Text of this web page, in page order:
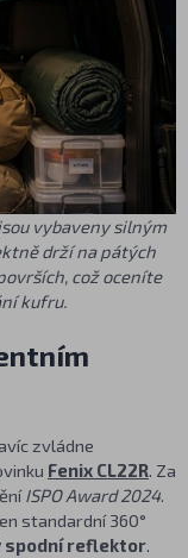
vybaveny silným
drží na pátých
což oceníte
kufru.
zvládne
Fenix CL22R. Za
ISPO Award 2024.
standardní 360°
spodní reflektor.